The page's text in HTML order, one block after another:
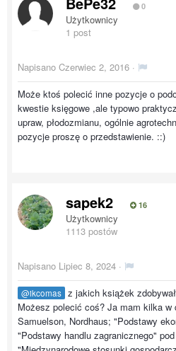
0
Użytkownicy
1 post
Napisano Czerwiec 2, 2016 ·
Może ktoś polecić inne pozycje o
kwestie księgowe ,ale typowo
upraw, płodozmianu, ogólnie
pozycje proszę o przedstawienie. ::)
sapek2 16
Użytkownicy
1113 postów
Napisano Lipiec 8, 2024 ·
@ikcomas z jakich książek
Możesz polecić coś? Ja mam kilka w
Samuelson, Nordhaus; "Podstawy
"Podstawy handlu zagranicznego"